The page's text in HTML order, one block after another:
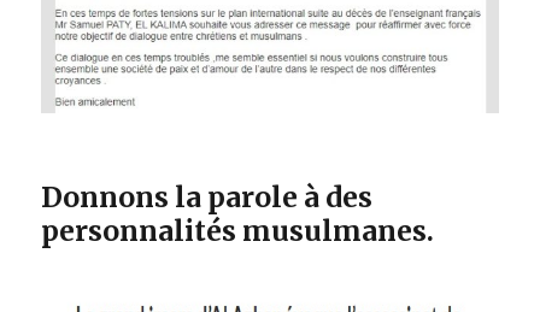
Donnons la parole à des
personnalités musulmanes.